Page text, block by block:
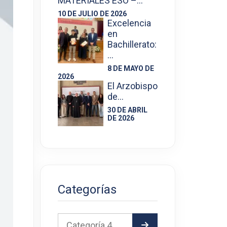
10 DE JULIO DE 2026
Excelencia
en
Bachillerato:
…
8 DE MAYO DE
2026
El Arzobispo
de…
30 DE ABRIL
DE 2026
Categorías